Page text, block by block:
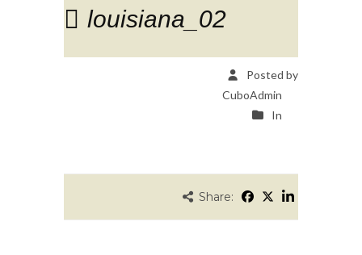
louisiana_02
Posted by
CuboAdmin
In
Share: